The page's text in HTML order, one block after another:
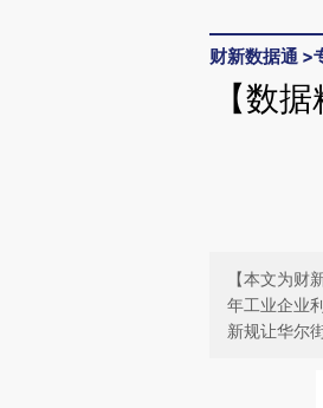
财新数据通 >
【数
【本文为
年工业企业
新规让华尔